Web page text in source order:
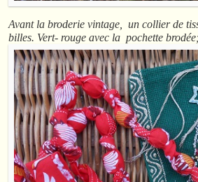
Avant la broderie vintage, un collier de
billes. Vert- rouge avec la pochette